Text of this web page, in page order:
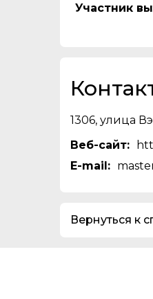
Участник
1306, улица
Веб-сайт:
E-mail:
Вернуться к